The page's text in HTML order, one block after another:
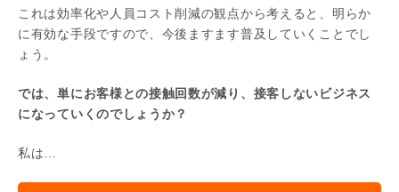
これは効率化や人員コスト削減の観点から考えると、明らか
に有効な手段ですので、今後ますます普及していくことでし
ょう。
では、単にお客様との接触回数が減り、接客しないビジネス
になっていくのでしょうか？
私は…